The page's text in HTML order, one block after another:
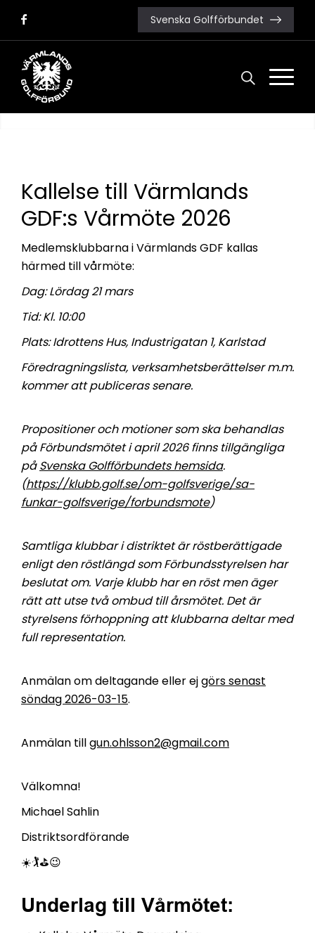
Svenska Golfförbundet
Kallelse till Värmlands
GDF:s Vårmöte 2026
Medlemsklubbarna i Värmlands GDF kallas
härmed till vårmöte:
Dag:Lördag 21 mars
Tid:Kl. 10:00
Plats:Idrottens Hus, Industrigatan 1, Karlstad
Föredragningslista, verksamhetsberättelser m.m.
kommer att publiceras senare.
Propositioner och motioner som ska behandlas
på Förbundsmötet i april 2026 finns tillgängliga
påSvenska Golfförbundets hemsida.
(https://klubb.golf.se/om-golfsverige/sa-
funkar-golfsverige/forbundsmote)
Samtliga klubbar i distriktet är röstberättigade
enligt den röstlängd som Förbundsstyrelsen har
beslutat om. Varje klubb har en röst men äger
rätt att utse två ombud till årsmötet. Det är
styrelsens förhoppning att klubbarna deltar med
full representation.
Anmälan om deltagande eller ejgörs senast
söndag 2026-03-15.
Anmälan tillgun.ohlsson2@gmail.com
Välkomna!
Michael Sahlin
Distriktsordförande
☀️🏌️⛳😉
Underlag till Vårmötet: